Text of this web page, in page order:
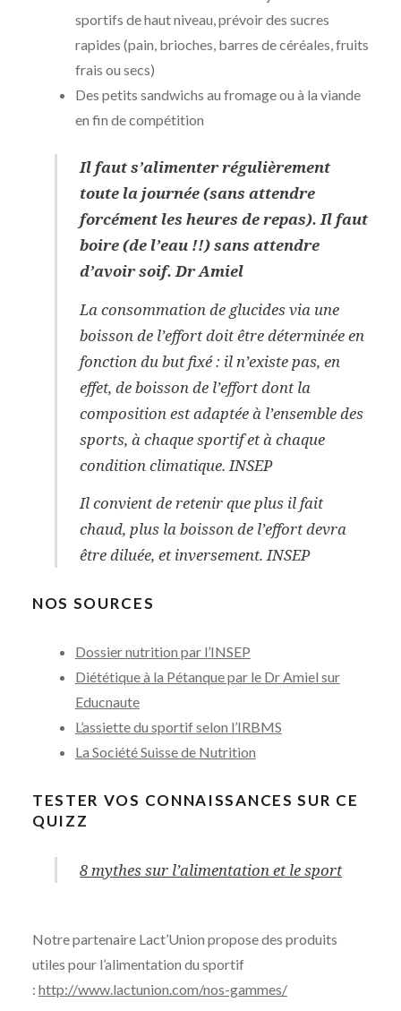
sportifs de haut niveau, prévoir des sucres
rapides (pain, brioches, barres de céréales, fruits
frais ou secs)
Des petits sandwichs au fromage ou à la viande
en fin de compétition
Il faut s’alimenter régulièrement
toute la journée (sans attendre
forcément les heures de repas). Il faut
boire (de l’eau !!) sans attendre
d’avoir soif. Dr Amiel
La consommation de glucides via une
boisson de l’effort doit être déterminée en
fonction du but fixé : il n’existe pas, en
effet, de boisson de l’effort dont la
composition est adaptée à l’ensemble des
sports, à chaque sportif et à chaque
condition climatique. INSEP
Il convient de retenir que plus il fait
chaud, plus la boisson de l’effort devra
être diluée, et inversement. INSEP
NOS SOURCES
Dossier nutrition par l’INSEP
Diététique à la Pétanque par le Dr Amiel sur
Educnaute
L’assiette du sportif selon l’IRBMS
La Société Suisse de Nutrition
TESTER VOS CONNAISSANCES SUR CE
QUIZZ
8 mythes sur l’alimentation et le sport
Notre partenaire Lact’Union propose des produits
utiles pour l’alimentation du sportif
: http://www.lactunion.com/nos-gammes/